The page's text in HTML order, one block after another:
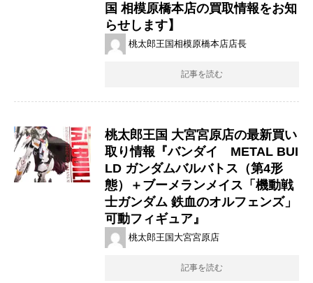
国 相模原橋本店の買取情報をお知
らせします】
桃太郎王国相模原橋本店店長
記事を読む
桃太郎王国 大宮宮原店の最新買い
取り情報『バンダイ METAL BUI
LD ガンダムバルバトス（第4形
態）＋ブーメランメイス「機動戦
士ガンダム 鉄血のオルフェンズ」
可動フィギュア』
桃太郎王国大宮宮原店
記事を読む